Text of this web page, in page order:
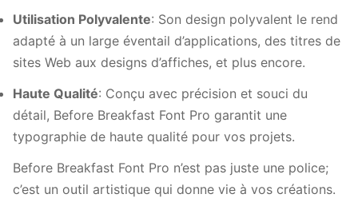
Utilisation Polyvalente: Son design polyvalent le rend
adapté à un large éventail d’applications, des titres de
sites Web aux designs d’affiches, et plus encore.
Haute Qualité: Conçu avec précision et souci du
détail, Before Breakfast Font Pro garantit une
typographie de haute qualité pour vos projets.
Before Breakfast Font Pro n’est pas juste une police;
c’est un outil artistique qui donne vie à vos créations.